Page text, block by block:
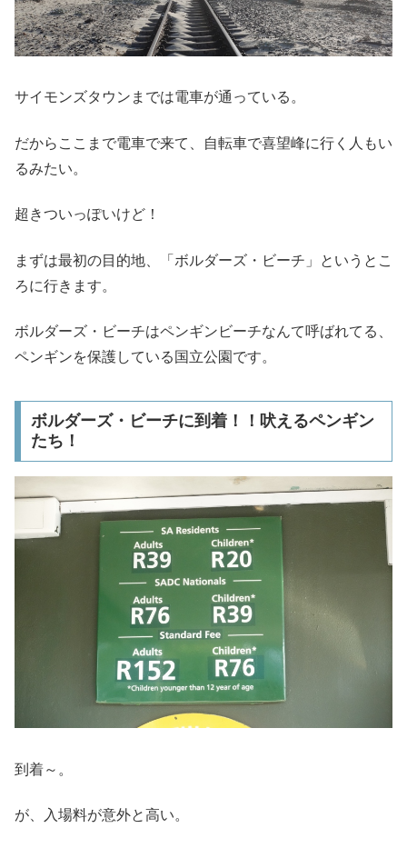
サイモンズタウンまでは電車が通っている。
だからここまで電車で来て、自転車で喜望峰に行く人もい
るみたい。
超きついっぽいけど！
まずは最初の目的地、「ボルダーズ・ビーチ」というとこ
ろに行きます。
ボルダーズ・ビーチはペンギンビーチなんて呼ばれてる、
ペンギンを保護している国立公園です。
ボルダーズ・ビーチに到着！！吠えるペンギン
たち！
到着～。
が、入場料が意外と高い。